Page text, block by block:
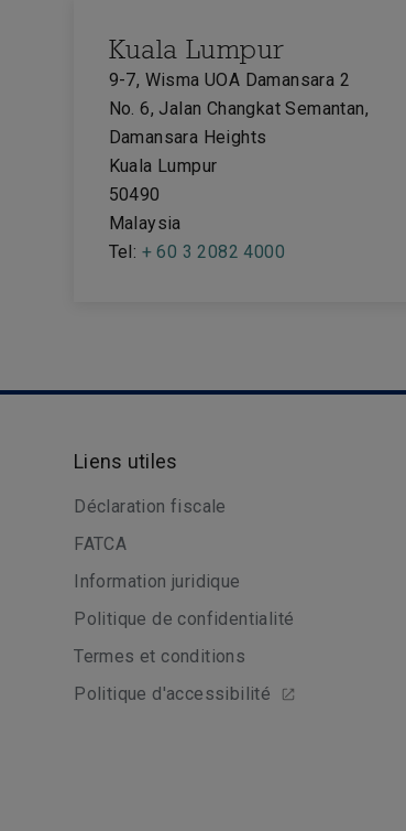
Kuala Lumpur
9-7, Wisma UOA Damansara 2
No. 6, Jalan Changkat Semantan,
Damansara Heights
Kuala Lumpur
50490
Malaysia
Tel: + 60 3 2082 4000
Liens utiles
Déclaration fiscale
FATCA
Information juridique
Politique de confidentialité
Termes et conditions
Politique d'accessibilité